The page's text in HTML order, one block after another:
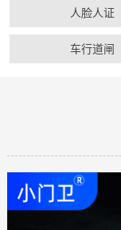
人脸人证
车行道闸